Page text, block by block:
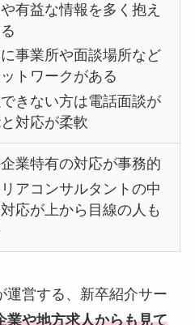
有益な情報を多く抱え
事業所や面談場所など
トワークがある
きない方は電話面談が
対応が柔軟
業特有の対応が事務的
アコンサルタントの中
応が上から目線の人も
運営する、新卒紹介サー
業や地方求人からも見て